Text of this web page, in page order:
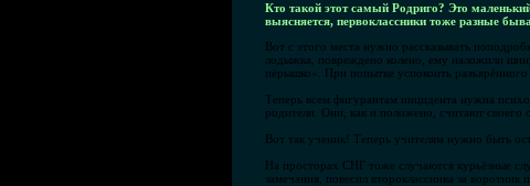
Кто такой этот самый Родриго? Это
выясняется, первоклассники тоже разные
Вот с этого места нужно рассказывать
лодыжка, повреждено колено, ему наложили
пёрышко». При попытке успокоить
Теперь всем фигурантам инцидента нужна
родители. Они, как и положено, считают своего
Вот так ученик! Теперь учителям нужно быть
На просторах СНГ тоже случаются курьёзные
замечания, повесил второклассника за